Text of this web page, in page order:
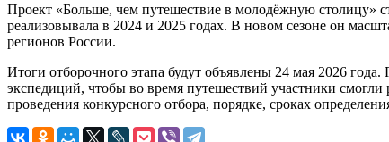
Проект «Больше, чем путешествие в молодёжную
реализовывала в 2024 и 2025 годах. В новом сезоне он
регионов России.
Итоги отборочного этапа будут объявлены 24 мая 2026
экспедиций, чтобы во время путешествий участники
проведения конкурсного отбора, порядке, сроках